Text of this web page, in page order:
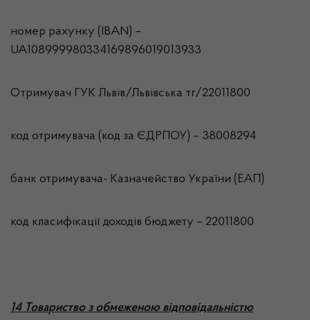
номер рахунку (IBAN) –
UA108999980334169896019013933
Отримувач ГУК Львiв/Львівська тг/22011800
код отримувача (код за ЄДРПОУ) – 38008294
банк отримувача- Казначейство України (ЕАП)
код класифікації доходів бюджету – 22011800
14 Товариство з обмеженою відповідальністю